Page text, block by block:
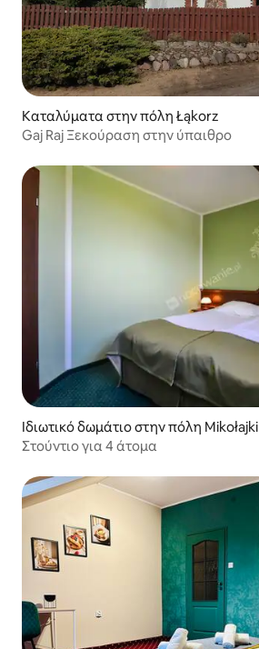
Καταλύματα στην πόλη Łąkorz
Gaj Raj Ξεκούραση στην ύπαιθρο
Ιδιωτικό δωμάτιο στην πόλη Mikołajki
Στούντιο για 4 άτομα